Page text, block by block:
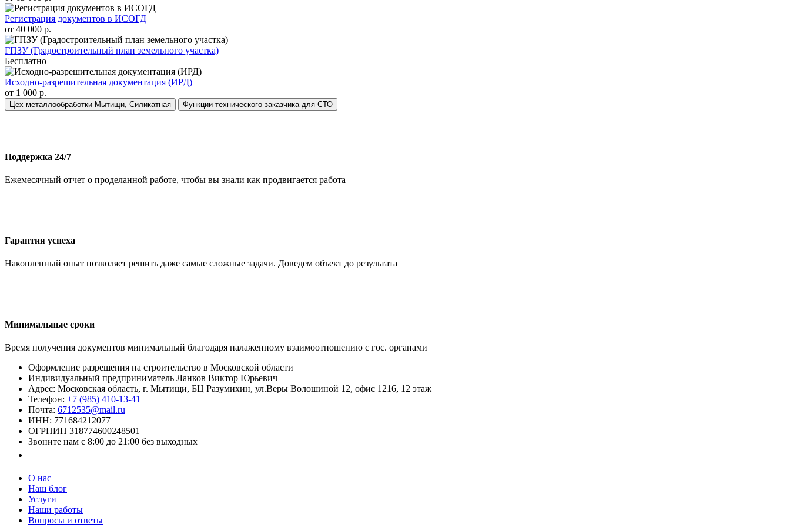
Регистрация документов в ИСОГД
от 40 000 р.
ГПЗУ (Градостроительный план земельного участка)
Бесплатно
Исходно-разрешительная документация (ИРД)
от 1 000 р.
Цех металлообработки Мытищи, Силикатная Функции технического заказчика для СТО
Поддержка 24/7
Ежемесячный отчет о проделанной работе, чтобы вы знали как продвигается работа
Гарантия успеха
Накопленный опыт позволяет решить даже самые сложные задачи. Доведем объект до результата
Минимальные сроки
Время получения документов минимальный благодаря налаженному взаимоотношению с гос. органами
Оформление разрешения на строительство в Московской области
Индивидуальный предприниматель Ланков Виктор Юрьевич
Адрес: Московская область, г. Мытищи, БЦ Разумихин, ул.Веры Волошиной 12, офис 1216, 12 этаж
Телефон: +7 (985) 410-13-41
Почта: 6712535@mail.ru
ИНН: 771684212077
ОГРНИП 318774600248501
Звоните нам с 8:00 до 21:00 без выходных
О нас
Наш блог
Услуги
Наши работы
Вопросы и ответы